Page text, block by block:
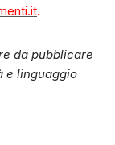
.
da pubblicare
e linguaggio